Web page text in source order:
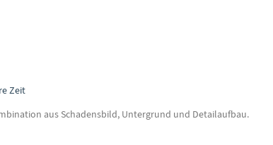
Zeit
aus Schadensbild, Untergrund und Detailaufbau.